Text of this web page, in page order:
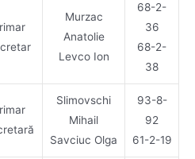
Murzac
Anatolie
Levco Ion
68-2-
36
68-2-
38
Slimovschi
Mihail
Savciuc Olga
93-8-
92
61-2-19